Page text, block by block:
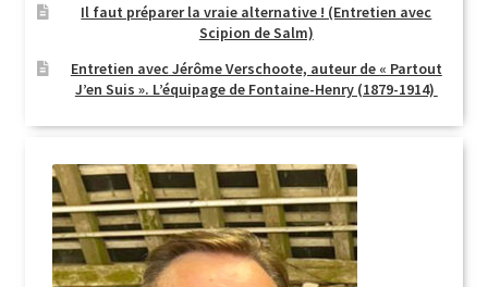
Il faut préparer la vraie alternative ! (Entretien avec
Scipion de Salm)
Entretien avec Jérôme Verschoote, auteur de « Partout
J’en Suis ». L’équipage de Fontaine-Henry (1879-1914)